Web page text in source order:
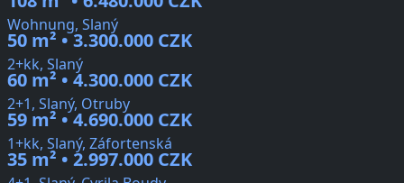
Wohnung, Slaný
50 m² • 3.300.000 CZK
2+kk, Slaný
60 m² • 4.300.000 CZK
2+1, Slaný, Otruby
59 m² • 4.690.000 CZK
1+kk, Slaný, Záfortenská
35 m² • 2.997.000 CZK